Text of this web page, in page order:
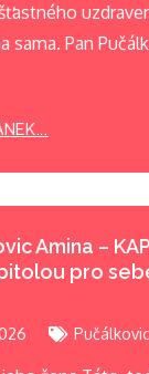
sama. Pan
Amina –
pro